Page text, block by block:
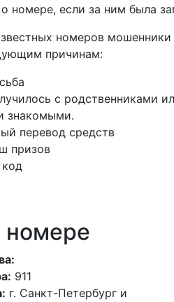
номере, если за ним была
номеров мошенники
причинам:
с родственниками
знакомыми.
перевод средств
призов
911
г. Санкт-Петербург и